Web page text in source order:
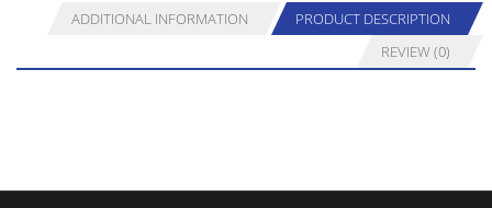
PRODUCT DESCRIPTION
ADDITIONAL INFORMATION
REVIEW (0)